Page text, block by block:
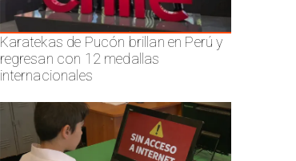
Karatekas de Pucón brillan en Perú y
regresan con 12 medallas
internacionales